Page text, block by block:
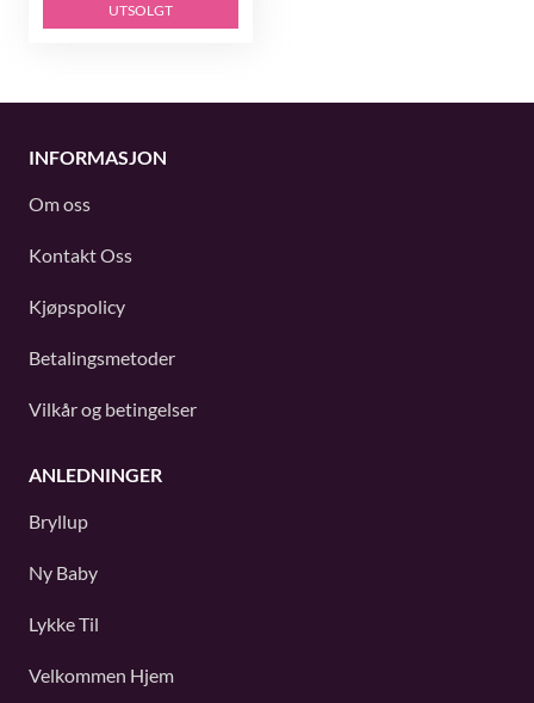
UTSOLGT
INFORMASJON
Om oss
Kontakt Oss
Kjøpspolicy
Betalingsmetoder
Vilkår og betingelser
ANLEDNINGER
Bryllup
Ny Baby
Lykke Til
Velkommen Hjem